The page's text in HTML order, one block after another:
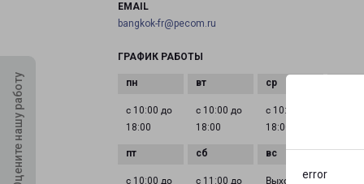
error
Оцените нашу работу
EMAIL
bangkok-fr@pecom.ru
ГРАФИК РАБОТЫ
с 10:00 до
18:00
с 10:00 до
18:00
с 10:00 до
18:00
с 10:00 до с 11:00 до Выходной